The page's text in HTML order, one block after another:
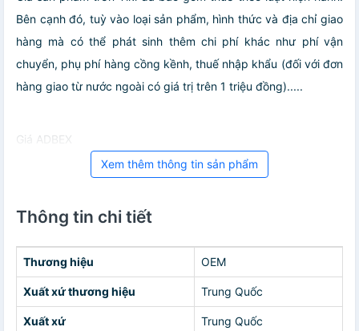
Bên cạnh đó, tuỳ vào loại sản phẩm, hình thức và địa chỉ giao
hàng mà có thể phát sinh thêm chi phí khác như phí vận
chuyển, phụ phí hàng cồng kềnh, thuế nhập khẩu (đối với đơn
hàng giao từ nước ngoài có giá trị trên 1 triệu đồng).....
Giá ADBEX
Xem thêm thông tin sản phẩm
Thông tin chi tiết
Thương hiệu OEM
Xuất xứ thương hiệu Trung Quốc
Xuất xứ Trung Quốc